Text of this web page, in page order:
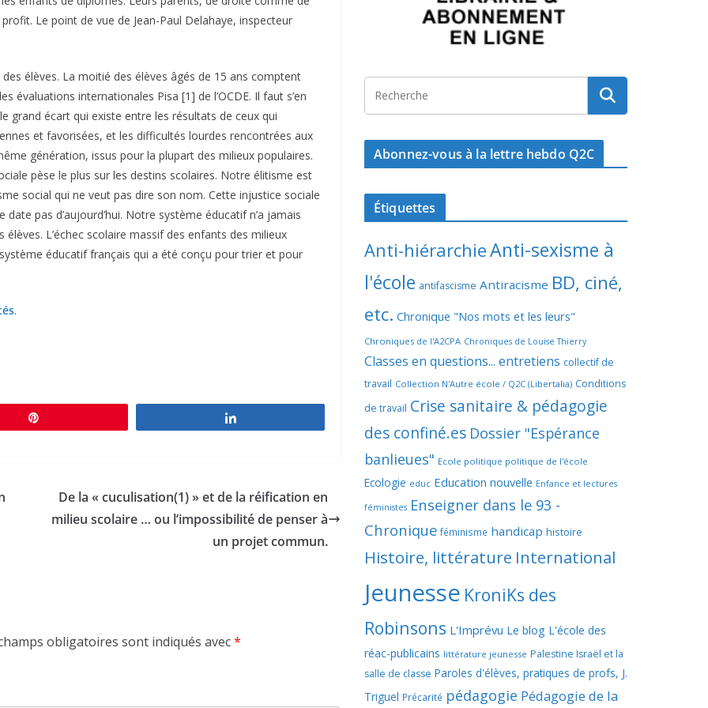
Le point de vue de Jean-Paul Delahaye, inspecteur
élèves. La moitié des élèves âgés de 15 ans comptent
évaluations internationales Pisa [1] de l’OCDE. Il faut s’en
grand écart qui existe entre les résultats de ceux qui
et favorisées, et les difficultés lourdes rencontrées aux
génération, issus pour la plupart des milieux populaires.
pèse le plus sur les destins scolaires. Notre élitisme est
social qui ne veut pas dire son nom. Cette injustice sociale
pas d’aujourd’hui. Notre système éducatif n’a jamais
L’échec scolaire massif des enfants des milieux
éducatif français qui a été conçu pour trier et pour
.
De la « cuculisation(1) » et de la réification en
milieu scolaire … ou l’impossibilité de penser à
un projet commun.
obligatoires sont indiqués avec*
Abonnez-vous à la lettre hebdo Q2C
Étiquettes
Anti-hiérarchieAnti-sexisme à
l'école antifascisme Antiracisme BD, ciné,
etc. Chronique "Nos mots et les leurs"
Chroniques de l'A2CPA Chroniques de Louise Thierry
Classes en questions... entretiens collectif de
travail Collection N'Autre école / Q2C (Libertalia) Conditions
de travail Crise sanitaire & pédagogie
des confiné.es Dossier "Espérance
banlieues" Ecole politique politique de l'école
Ecologie educ Education nouvelle Enfance et lectures
féministes Enseigner dans le 93 -
Chronique féminisme handicap histoire
Histoire, littérature International
Jeunesse KroniKs des
Robinsons L'Imprévu Le blog L'école des
réac-publicains littérature jeunesse Palestine Israël et la
salle de classe Paroles d'élèves, pratiques de profs, J.
Triguel Précarité pédagogie Pédagogie de la